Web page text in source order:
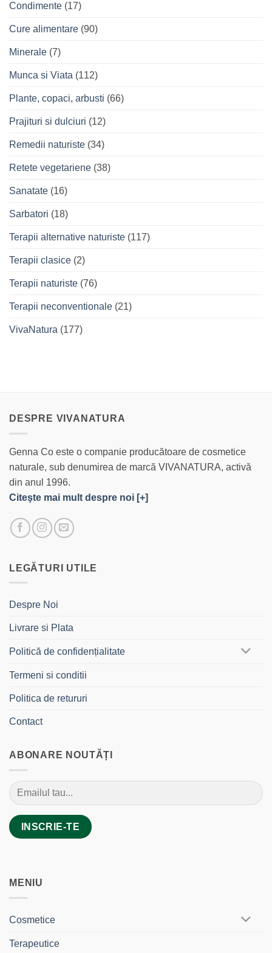
Condimente (17)
Cure alimentare (90)
Minerale (7)
Munca si Viata (112)
Plante, copaci, arbusti (66)
Prajituri si dulciuri (12)
Remedii naturiste (34)
Retete vegetariene (38)
Sanatate (16)
Sarbatori (18)
Terapii alternative naturiste (117)
Terapii clasice (2)
Terapii naturiste (76)
Terapii neconventionale (21)
VivaNatura (177)
DESPRE VIVANATURA
Genna Co este o companie producătoare de cosmetice
naturale, sub denumirea de marcă VIVANATURA, activă
din anul 1996.
Citeşte mai mult despre noi [+]
LEGĂTURI UTILE
Despre Noi
Livrare si Plata
Politică de confidențialitate
Termeni si conditii
Politica de retururi
Contact
ABONARE NOUTĂȚI
MENIU
Cosmetice
Terapeutice